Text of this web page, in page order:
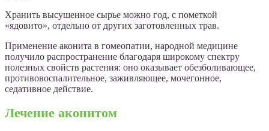
Хранить высушенное сырье можно год, с пометкой
«ядовито», отдельно от других заготовленных трав.
Применение аконита в гомеопатии, народной медицине
получило распространение благодаря широкому спектру
полезных свойств растения: оно оказывает обезболивающее,
противовоспалительное, заживляющее, мочегонное,
седативное действие.
Лечение аконитом